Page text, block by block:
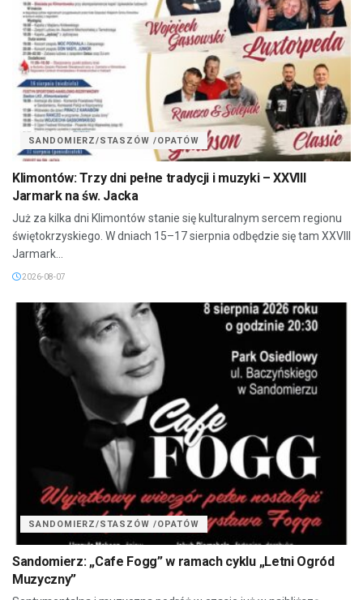
SANDOMIERZ/STASZÓW /OPATÓW
Klimontów: Trzy dni pełne tradycji i muzyki – XXVIII
Jarmark na św. Jacka
Już za kilka dni Klimontów stanie się kulturalnym sercem regionu
świętokrzyskiego. W dniach 15–17 sierpnia odbędzie się tam XXVIII
Jarmark...
2026-08-07
SANDOMIERZ/STASZÓW /OPATÓW
Sandomierz: „Cafe Fogg” w ramach cyklu „Letni Ogród
Muzyczny”